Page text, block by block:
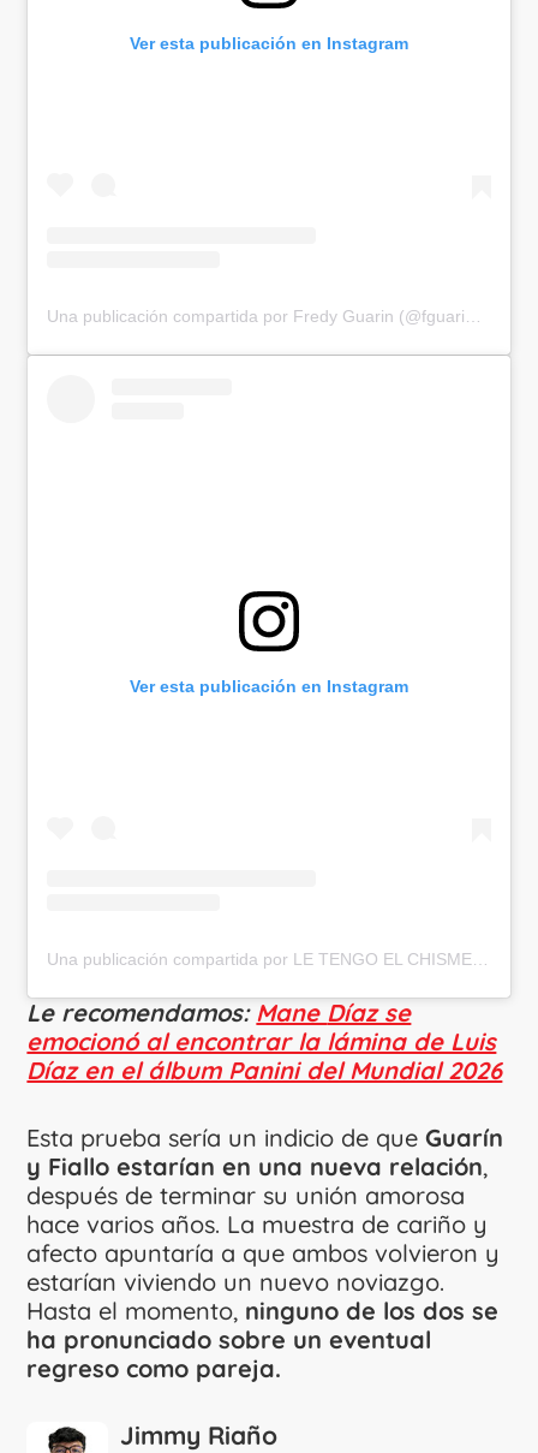
Ver esta publicación en Instagram
Ver esta publicación en Instagram
Le recomendamos: Mane Díaz se
emocionó al encontrar la lámina de Luis
Díaz en el álbum Panini del Mundial 2026
Esta prueba sería un indicio de queGuarín
y Fiallo estarían en una nueva relación,
después de terminar su unión amorosa
hace varios años. La muestra de cariño y
afecto apuntaría a que ambos volvieron y
estarían viviendo un nuevo noviazgo.
Hasta el momento, ninguno de los dos se
ha pronunciado sobre un eventual
regreso como pareja.
Jimmy Riaño